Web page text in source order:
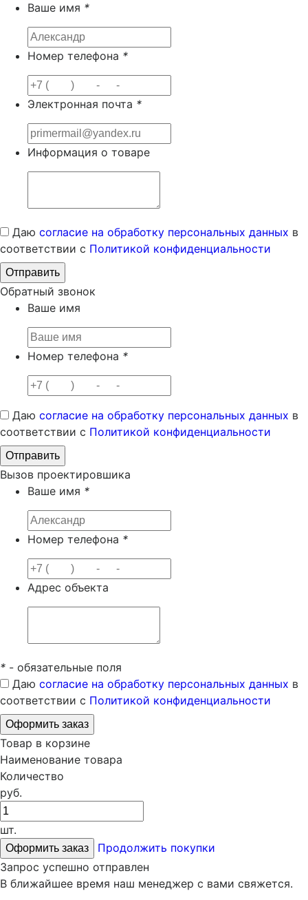
Ваше имя *
Номер телефона *
Электронная почта *
Информация о товаре
Даю согласие на обработку персональных данных в
соответствии с Политикой конфиденциальности
Обратный звонок
Ваше имя
Номер телефона *
Даю согласие на обработку персональных данных в
соответствии с Политикой конфиденциальности
Вызов проектировшика
Ваше имя *
Номер телефона *
Адрес объекта
* - обязательные поля
Даю согласие на обработку персональных данных в
соответствии с Политикой конфиденциальности
Товар в корзине
Наименование товара
Количество
руб.
шт.
Продолжить покупки
Запрос успешно отправлен
В ближайшее время наш менеджер с вами свяжется.